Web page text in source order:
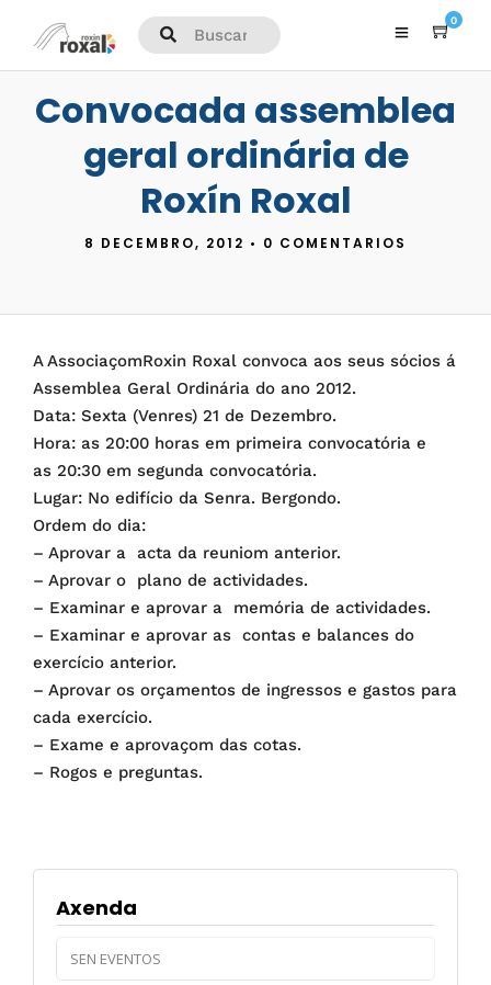
0
Convocada assemblea
geral ordinária de
Roxín Roxal
8 DECEMBRO, 2012 • 0 COMENTARIOS
A AssociaçomRoxin Roxal convoca aos seus sócios á
Assemblea Geral Ordinária do ano 2012.
Data: Sexta (Venres) 21 de Dezembro.
Hora: as 20:00 horas em primeira convocatória e
as 20:30 em segunda convocatória.
Lugar: No edifício da Senra. Bergondo.
Ordem do dia:
– Aprovar a acta da reuniom anterior.
– Aprovar o plano de actividades.
– Examinar e aprovar a memória de actividades.
– Examinar e aprovar as contas e balances do
exercício anterior.
– Aprovar os orçamentos de ingressos e gastos para
cada exercício.
– Exame e aprovaçom das cotas.
– Rogos e preguntas.
Axenda
SEN EVENTOS